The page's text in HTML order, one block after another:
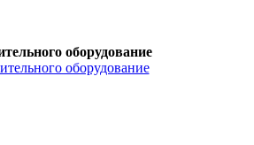
оборудование